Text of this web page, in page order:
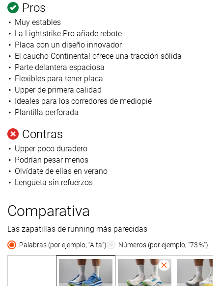
Pros
Muy estables
La Lightstrike Pro añade rebote
Placa con un diseño innovador
El caucho Continental ofrece una tracción sólida
Parte delantera espaciosa
Flexibles para tener placa
Upper de primera calidad
Ideales para los corredores de mediopié
Plantilla perforada
Contras
Upper poco duradero
Podrían pesar menos
Olvídate de ellas en verano
Lengüeta sin refuerzos
Comparativa
Las zapatillas de running más parecidas
Palabras (por ejemplo, “Alta”) Números (por ejemplo, "73 %")